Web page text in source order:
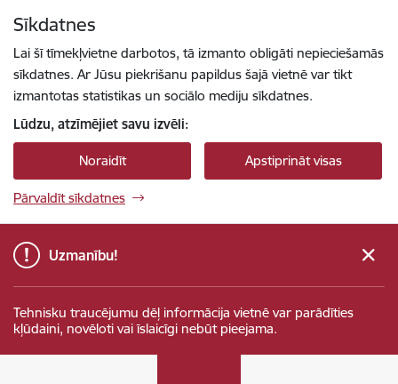
Sīkdatnes
Lai šī tīmekļvietne darbotos, tā izmanto obligāti nepieciešamās
sīkdatnes. Ar Jūsu piekrišanu papildus šajā vietnē var tikt
izmantotas statistikas un sociālo mediju sīkdatnes.
Lūdzu, atzīmējiet savu izvēli:
Noraidīt Apstiprināt visas
Pārvaldīt sīkdatnes
Uzmanību!
Tehnisku traucējumu dēļ informācija vietnē var parādīties
kļūdaini, novēloti vai īslaicīgi nebūt pieejama.